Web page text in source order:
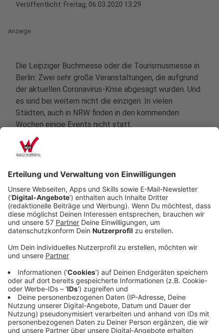
Veröffentlicht: Freitag, 06.03.2020 13:29
Anzeige
Die Leipziger Buchmesse oder die Tourismusmesse in
Berlin: Zwei sehr große Veranstaltungen, die aufgrund
der aktuellen Coronavirus-Krise abgesagt wurden. Und
es sind bei weitem nicht die einzigen. In vielen
Städten, auch in NRW finden in den kommenden
Wochen einige Events nicht statt.
Anzeige
Was steht einem Ticketinhaber überhaupt zu? Wir
versuchen, einige naheliegende Fragen aufzuklären.
Deshalb haben wir mit Elmar Funke, Rechtsanwalt aus
Düsseldorf, spezialisiert auf Event- und
Veranstaltungsrecht, gesprochen.
Anzeige
Müssen Ticketpreise erstattet werden?
Anzeige
Bei abgesagten Veranstaltungen werden zumeist die